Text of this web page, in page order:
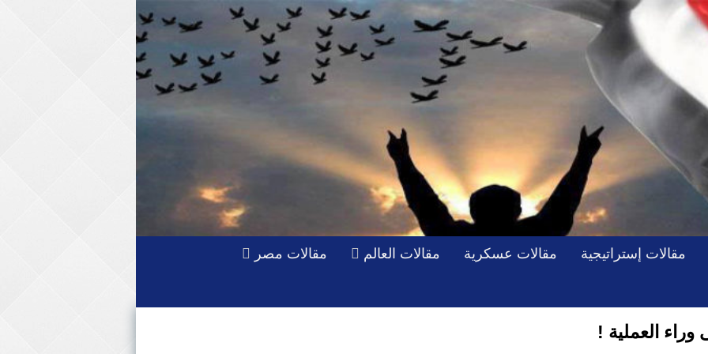
مقالات إستراتيجية مقالات عسكرية مقالات العالم مقالات مصر
وراء العملية !